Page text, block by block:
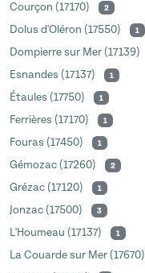
Courçon (17170) 2
Dolus d'Oléron (17550) 1
Dompierre sur Mer (17139)
Esnandes (17137) 1
Étaules (17750) 1
Ferrières (17170) 1
Fouras (17450) 1
Gémozac (17260) 2
Grézac (17120) 1
Jonzac (17500) 3
L'Houmeau (17137) 1
La Couarde sur Mer (17670)